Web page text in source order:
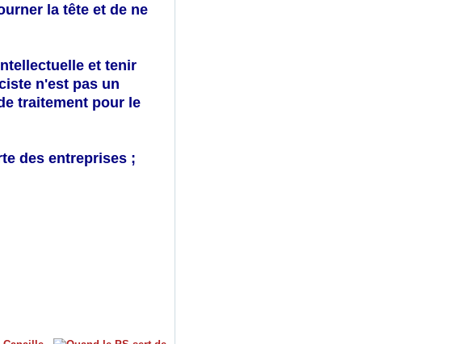
la tête et de ne
et tenir
n'est pas un
traitement pour le
des entreprises ;